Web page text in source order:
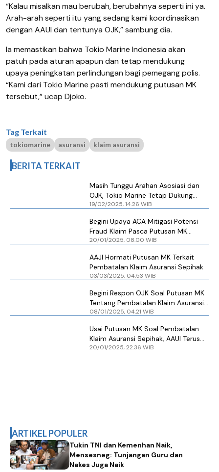
“Kalau misalkan mau berubah, berubahnya seperti ini ya.
Arah-arah seperti itu yang sedang kami koordinasikan
dengan AAUI dan tentunya OJK,” sambung dia.
Ia memastikan bahwa Tokio Marine Indonesia akan
patuh pada aturan apapun dan tetap mendukung
upaya peningkatan perlindungan bagi pemegang polis.
“Kami dari Tokio Marine pasti mendukung putusan MK
tersebut,” ucap Djoko.
Tag Terkait
tokiomarine asuransi klaim asuransi
BERITA TERKAIT
Masih Tunggu Arahan Asosiasi dan
OJK, Tokio Marine Tetap Dukung
Putusan MK Terkait Pembatalan
19/02/2025, 14.26 WIB
Begini Upaya ACA Mitigasi Potensi
Fraud Klaim Pasca Putusan MK
Tentang Pembatalan Klaim Asuransi
20/01/2025, 08.00 WIB
AAJI Hormati Putusan MK Terkait
Pembatalan Klaim Asuransi Sepihak
03/03/2025, 04.53 WIB
Begini Respon OJK Soal Putusan MK
Tentang Pembatalan Klaim Asuransi
Sepihak
08/01/2025, 04.21 WIB
Usai Putusan MK Soal Pembatalan
Klaim Asuransi Sepihak, AAUI Terus
Koordinasi dengan OJK
20/01/2025, 22.36 WIB
ARTIKEL POPULER
Tukin TNI dan Kemenhan Naik,
Mensesneg: Tunjangan Guru dan
Nakes Juga Naik